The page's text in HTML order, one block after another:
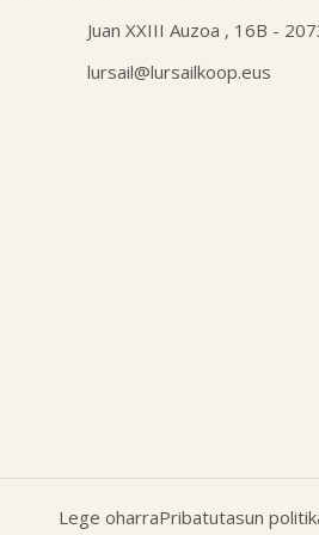
Juan XXIII Auzoa , 16B -
lursail@lursailkoop.eus
Lege oharraPribatutasun